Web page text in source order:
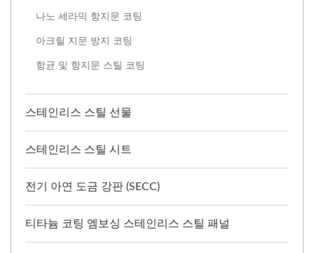
나노 세라믹 항지문 코팅
아크릴 지문 방지 코팅
항균 및 항지문 스틸 코팅
스테인리스 스틸 선물
스테인리스 스틸 시트
전기 아연 도금 강판 (SECC)
티타늄 코팅 엠보싱 스테인리스 스틸 패널